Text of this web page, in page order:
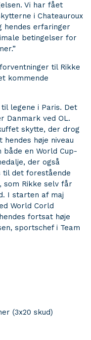
Vi har fået
i Chateauroux
hendes erfaringer
betingelser for
til Rikke
kommende
legene i Paris. Det
Danmark ved OL.
skytte, der drog
hendes høje niveau
en World Cup-
der også
til det forestående
som Rikke selv får
I starten af maj
World Corld
fortsat høje
sportschef i Team
(3x20 skud)